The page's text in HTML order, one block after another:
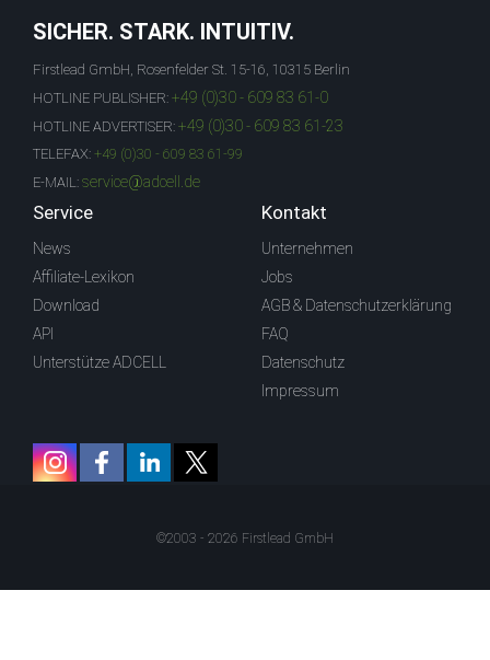
SICHER. STARK. INTUITIV.
Firstlead GmbH, Rosenfelder St. 15-16, 10315 Berlin
HOTLINE PUBLISHER: +49 (0)30 - 609 83 61-0
HOTLINE ADVERTISER: +49 (0)30 - 609 83 61-23
TELEFAX: +49 (0)30 - 609 83 61-99
E-MAIL: service@adcell.de
Service
News
Affiliate-Lexikon
Download
API
Unterstütze ADCELL
Kontakt
Unternehmen
Jobs
AGB & Datenschutzerklärung
FAQ
Datenschutz
Impressum
©2003 - 2026 Firstlead GmbH